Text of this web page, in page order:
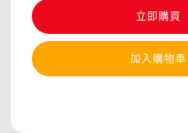
立即購買
加入購物車